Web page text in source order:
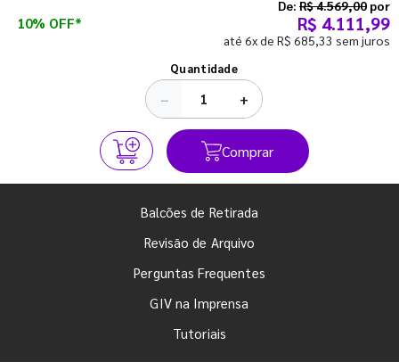
10% OFF*
De: R$ 4.569,00 por
R$ 4.111,99
até 6x de R$ 685,33 sem juros
Quantidade
− +
Comprar
Balcões de Retirada
Revisão de Arquivo
Perguntas Frequentes
GIV na Imprensa
Tutoriais